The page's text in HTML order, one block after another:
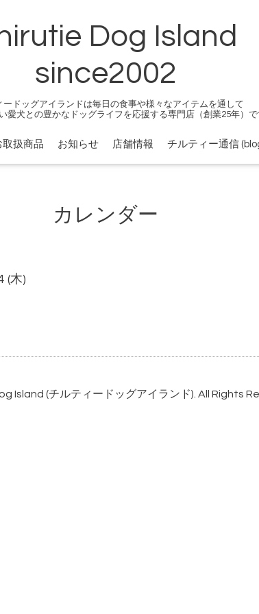
Dog Island
since2002
ードッグアイランドは毎日の食事や様々なアイテムを通して
愛犬との豊かなドッグライフを応援する専門店（創業25年）で
取扱商品 お知らせ 店舗情報 チルティー通信
カレンダー
(木)
Island (チルティードッグアイランド). All Rights